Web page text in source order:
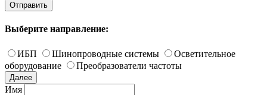
Отправить
Выберите направление:
ИБП Шинопроводные системы
Осветительное
оборудование
Преобразователи частоты
Далее
Имя